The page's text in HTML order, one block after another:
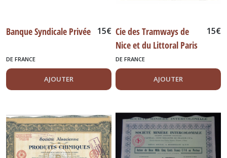
Banque Syndicale Privée 15€
DE FRANCE
AJOUTER
Cie des Tramways de
Nice et du Littoral Paris
1930
15€
DE FRANCE
AJOUTER